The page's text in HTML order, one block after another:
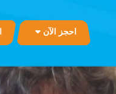
احجز الآن